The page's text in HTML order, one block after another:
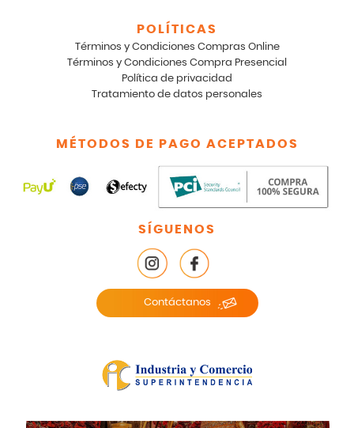
POLÍTICAS
Términos y Condiciones Compras Online
Términos y Condiciones Compra Presencial
Política de privacidad
Tratamiento de datos personales
MÉTODOS DE PAGO ACEPTADOS
SÍGUENOS
Contáctanos